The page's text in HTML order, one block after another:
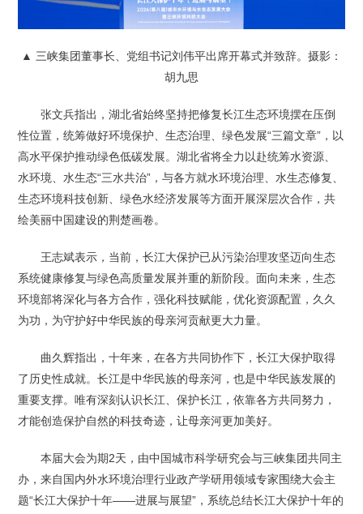
▲ 三峡集团董事长、党组书记刘伟平出席开幕式并致辞。摄影：
胡九思
张文兵指出，湖北省始终坚持把修复长江生态环境摆在压倒
性位置，统筹做好环境保护、生态治理、绿色发展“三篇文章”，以
高水平保护推动绿色低碳发展。湖北省将全力以赴统筹水资源、
水环境、水生态“三水共治”，与各方就水环境治理、水生态修复、
生态环境科技创新、绿色水经济发展等方面开展深层次合作，共
绘美丽中国建设的荆楚画卷。
王志斌表示，当前，长江大保护已从污染治理攻坚迈向生态
系统健康修复与绿色高质量发展并重的新阶段。面向未来，生态
环境部将深化与各方合作，强化科技赋能，优化资源配置，久久
为功，为守护好中华民族的母亲河贡献更大力量。
曲久辉指出，十年来，在各方共同协作下，长江大保护取得
了历史性成就。长江是中华民族的母亲河，也是中华民族发展的
重要支撑。唯有深刻认识长江、保护长江，依靠各方共同努力，
才能创造保护自然的科技奇迹，让母亲河更加美好。
本届大会为期2天，由中国城市科学研究会与三峡集团共同主
办，来自国内外水环境治理行业政产学研用领域专家围绕大会主
题“长江大保护十年——进展与展望”，系统总结长江大保护十年的